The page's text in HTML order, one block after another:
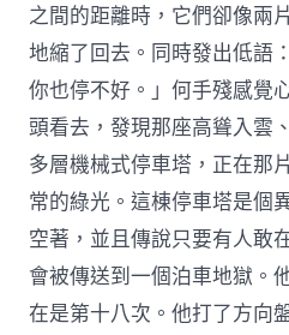
之間的距離時，它們卻像兩
地縮了回去。同時發出低語
你也停不好。」何手殘感覺
頭看去，發現那座高聳入雲
多層機械式停車塔，正在那
常的綠光。這棟停車塔是個
空著，並且傳說只要有人敢
會被傳送到一個泊車地獄。
在是第十八次。他打了方向